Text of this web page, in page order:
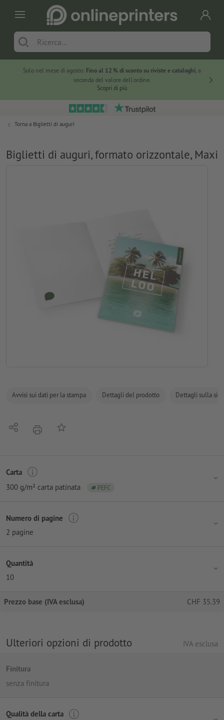
Solo nel mese di agosto: Fino al 12 % di sconto su riviste e cataloghi, a
seconda del valore dell'ordine.
Scopri di più
Torna a Biglietti di auguri
Biglietti di auguri, formato orizzontale, Maxi
Avvisi sui dati per la stampa Dettagli del prodotto Dettagli sulla
Condividistamparealla lista preferiti
Carta
300 g/m² carta patinata
PEFC
Numero di pagine
2 pagine
Quantità
10
Prezzo base (IVA esclusa) CHF 35.39
Ulteriori opzioni di prodotto IVA esclusa
Finitura
senza finitura
Qualità della carta